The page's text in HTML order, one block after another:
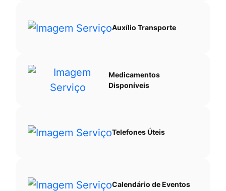
Auxílio Transporte
Medicamentos
Disponíveis
Telefones Úteis
Calendário de Eventos